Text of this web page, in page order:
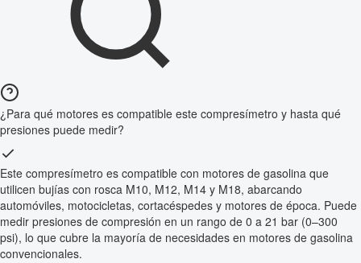
¿Para qué motores es compatible este compresímetro y hasta qué
presiones puede medir?
Este compresímetro es compatible con motores de gasolina que
utilicen bujías con rosca M10, M12, M14 y M18, abarcando
automóviles, motocicletas, cortacéspedes y motores de época. Puede
medir presiones de compresión en un rango de 0 a 21 bar (0–300
psi), lo que cubre la mayoría de necesidades en motores de gasolina
convencionales.